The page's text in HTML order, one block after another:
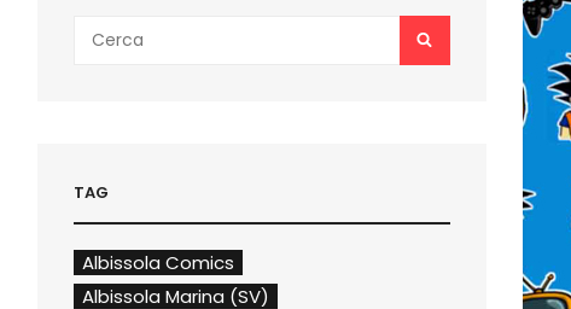
for:
TAG
Albissola Comics
Albissola Marina (SV)